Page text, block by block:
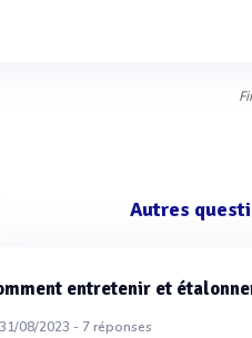
Autres
entretenir et
08/2023 -7réponses